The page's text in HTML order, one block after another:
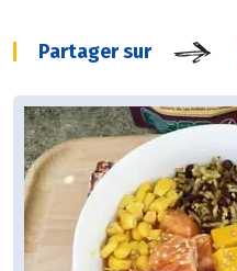
Partager sur